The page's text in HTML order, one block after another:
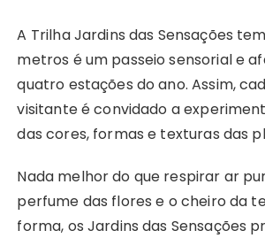
A Trilha Jardins das Sensações
metros é um passeio sensorial e
quatro estações do ano. Assim,
visitante é convidado a
das cores, formas e texturas das
Nada melhor do que respirar ar
perfume das flores e o cheiro da
forma, os Jardins das Sensações